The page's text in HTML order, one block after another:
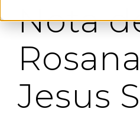
Nota
Jesus